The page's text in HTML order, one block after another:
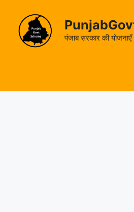
content
पंजाब सरकार की योजनाएँ